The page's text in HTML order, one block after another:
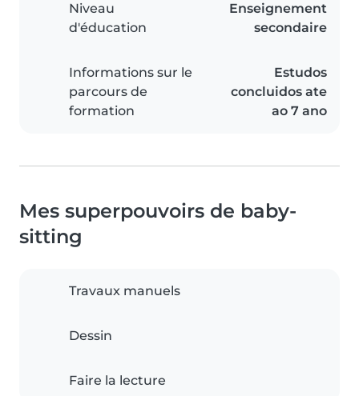
Niveau
d'éducation
Enseignement
secondaire
Informations sur le
parcours de
formation
Estudos
concluidos ate
ao 7 ano
Mes superpouvoirs de baby-
sitting
Travaux manuels
Dessin
Faire la lecture